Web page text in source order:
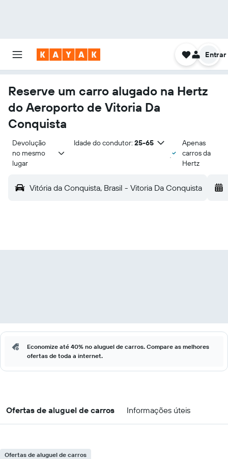
Entrar
Reserve um carro alugado na Hertz
do Aeroporto de Vitoria Da
Conquista
Devolução
no mesmo
lugar
Idade do condutor: 25-65
Apenas
carros da
Hertz
Vitória da Conquista, Brasil - Vitoria Da Conquista
Economize até 40% no aluguel de carros. Compare as melhores
ofertas de toda a internet.
Ofertas de aluguel de carros Informações úteis
Ofertas de aluguel de carros